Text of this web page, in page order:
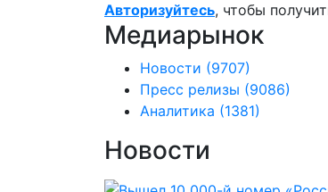
Авторизуйтесь, чтобы
Медиарынок
Новости (9707)
Пресс релизы (9086)
Аналитика (1381)
Новости